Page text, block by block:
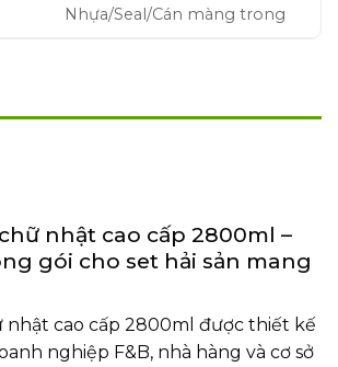
Nhựa/Seal/Cán màng trong
nhật cao cấp 2800ml –
gói cho set hải sản mang
nhật cao cấp 2800ml được thiết kế
nghiệp F&B, nhà hàng và cơ sở